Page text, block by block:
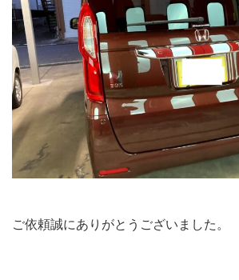
ご依頼誠にありがとうございました。